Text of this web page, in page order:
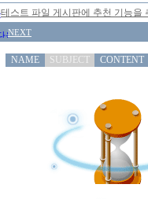
테스트 파일 게시판에 추천 기능
NEXT